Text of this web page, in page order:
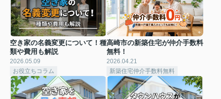
空き家の名義変更について！種
類や費用も解説
2026.05.09
お役立ちコラム
高崎市の新築住宅が仲介手数料
無料！
2026.04.21
新築住宅仲介手数料無料